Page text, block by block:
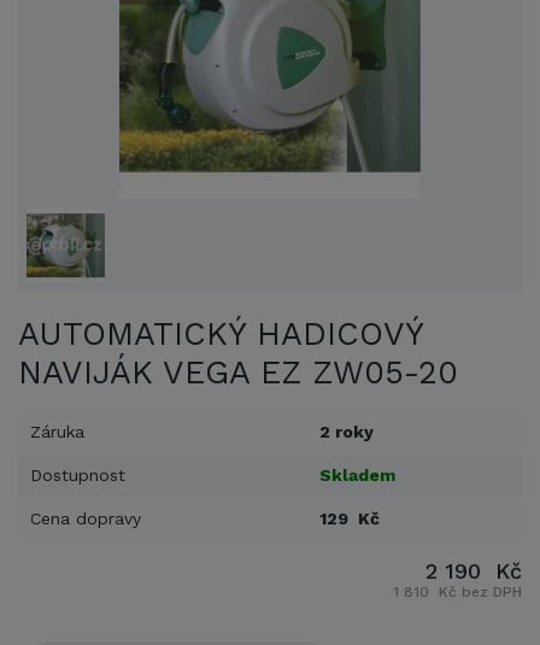
AUTOMATICKÝ HADICOVÝ
NAVIJÁK VEGA EZ ZW05-20
Záruka 2 roky
Dostupnost Skladem
Cena dopravy 129 Kč
2 190 Kč
1 810 Kč bez DPH